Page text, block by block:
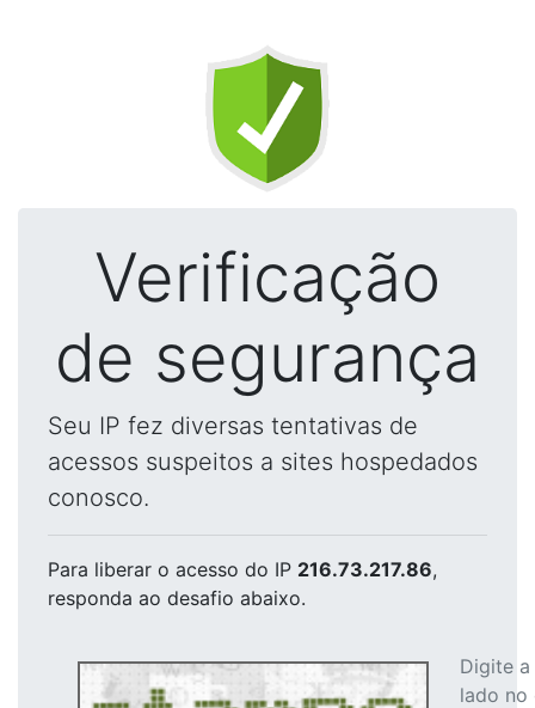
Verificação
de segurança
Seu IP fez diversas tentativas de
acessos suspeitos a sites hospedados
conosco.
Para liberar o acesso do IP 216.73.217.86,
responda ao desafio abaixo.
Digite
lado no